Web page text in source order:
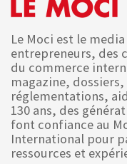
Le Moci est le
entrepreneurs, des
du commerce
magazine,
réglementations,
130 ans, des
font confiance au
International pour
ressources et